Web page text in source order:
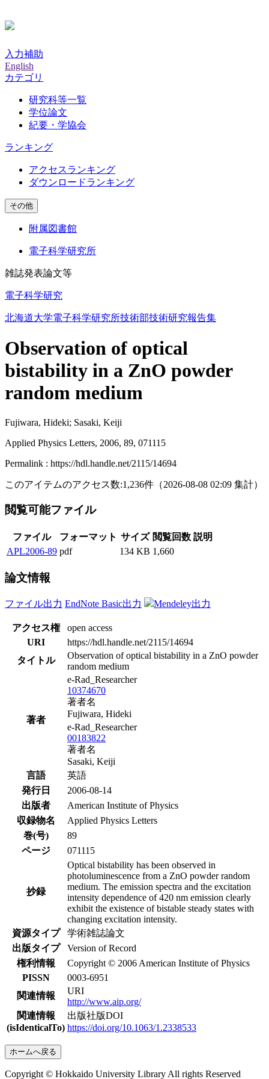
入力補助
English
カテゴリ
研究科等一覧
学位論文
紀要・学協会
ランキング
アクセスランキング
ダウンロードランキング
その他
附属図書館
電子科学研究所
雑誌発表論文等
電子科学研究
北海道大学電子科学研究所技術部技術研究報告集
Observation of optical
bistability in a ZnO powder
random medium
Fujiwara, Hideki; Sasaki, Keiji
Applied Physics Letters, 2006, 89, 071115
Permalink : https://hdl.handle.net/2115/14694
このアイテムのアクセス数:1,236件 （2026-08-08 02:09 集計）
閲覧可能ファイル
ファイル フォーマット サイズ 閲覧回数 説明
APL2006-89 pdf 134 KB 1,660
論文情報
ファイル出力 EndNote Basic出力 Mendeley出力
アクセス権
open access
URI
https://hdl.handle.net/2115/14694
タイトル
Observation of optical bistability in a ZnO powder
random medium
著者
e-Rad_Researcher
10374670
著者名
Fujiwara, Hideki
e-Rad_Researcher
00183822
著者名
Sasaki, Keiji
言語
英語
発行日
2006-08-14
出版者
American Institute of Physics
収録物名
Applied Physics Letters
巻(号)
89
ページ
071115
抄録
Optical bistability has been observed in
photoluminescence from a ZnO powder random
medium. The emission spectra and the excitation
intensity dependence of 420 nm emission clearly
exhibit the existence of bistable steady states with
changing excitation intensity.
資源タイプ
学術雑誌論文
出版タイプ
Version of Record
権利情報
Copyright © 2006 American Institute of Physics
PISSN
0003-6951
関連情報
URI
http://www.aip.org/
関連情報
(isIdenticalTo)
出版社版DOI
https://doi.org/10.1063/1.2338533
ホームへ戻る
Copyright © Hokkaido University Library All rights Reserved